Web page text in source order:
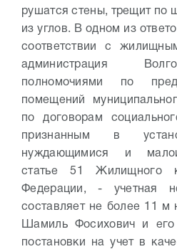
рушатся стены, трещит по
из углов. В одном из
соответствии с
администрация
полномочиями по
помещений
по договорам
признанным в
нуждающимися и
статье 51 Жилищного
Федерации, - учетная
составляет не более 11 м
Шамиль Фосихович и
постановки на учет в